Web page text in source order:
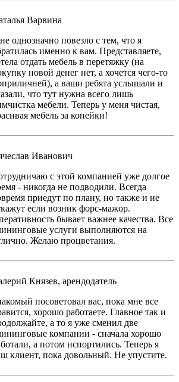
Варвина
однозначно повезло с тем, что я
именно к вам. Представляете,
отдать мебель в перетяжку (на
новой денег нет, а хочется чего-то
а ваши ребята услышали и
что тут нужна всего лишь
мебели. Теперь у меня чистая,
мебель за копейки!
Иванович
с этой компанией уже долгое
- никогда не подводили. Всегда
приедут по плану, но также и не
если возник форс-мажор.
бывает важнее качества. Все
услуги выполняются на
Желаю процветания.
Князев, арендодатель
посоветовал вас, пока мне все
хорошо работаете. Главное так и
а то я уже сменил две
компании - сначала хорошо
а потом испортились. Теперь я
клиент, пока довольный. Не упустите.